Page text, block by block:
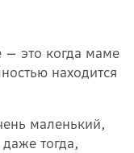
— это когда маме
находится
маленький,
тогда,